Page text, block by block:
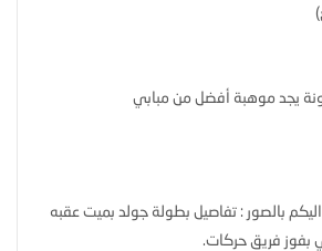
يجد موهبة أفضل من مبابي
اليكم بالصور : تفاصيل بطولة جولد بميت عقبه
بفوز فريق حركات.